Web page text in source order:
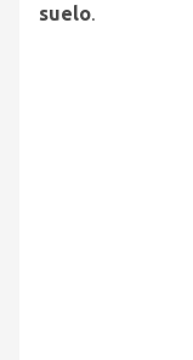
suelo.